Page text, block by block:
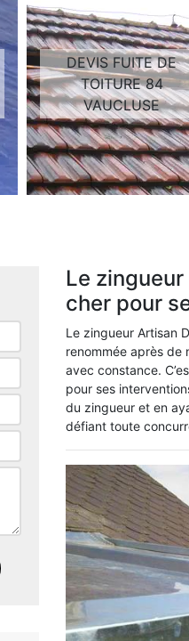
DEVIS FUITE DE
TOITURE 84
VAUCLUSE
Le
cher pour
Le zingueur Artisan
renommée après de
avec constance.
pour ses
du zingueur et en
défiant toute